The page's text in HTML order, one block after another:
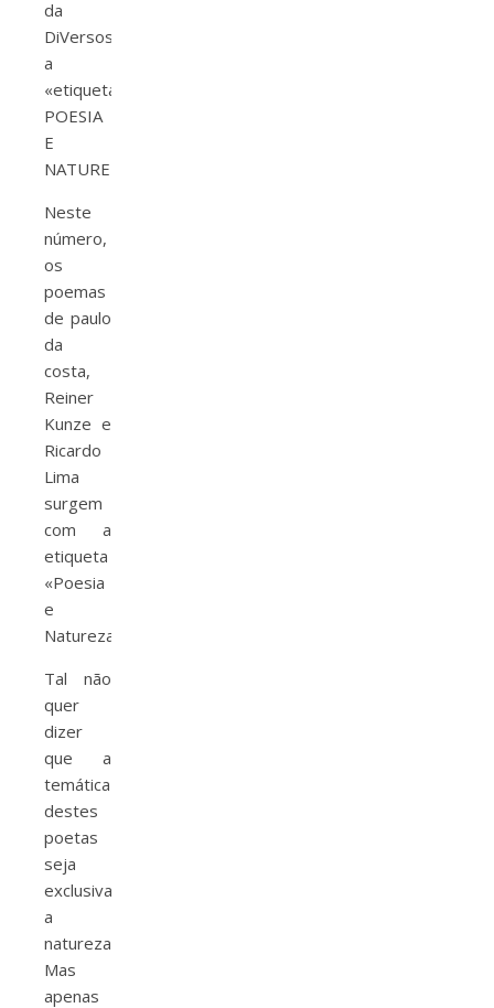
da
DiVersos,
a
«etiqueta»
POESIA
E
NATUREZA.
Neste
número,
os
poemas
de paulo
da
costa,
Reiner
Kunze e
Ricardo
Lima
surgem
com a
etiqueta
«Poesia
e
Natureza».
Tal não
quer
dizer
que a
temática
destes
poetas
seja
exclusivamente
a
natureza.
Mas
apenas